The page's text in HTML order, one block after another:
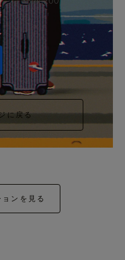
に戻る
ンを見る